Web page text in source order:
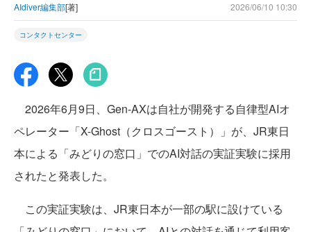
AIdiver編集部[著] 2026/06/10 10:30
コンタクトセンター
2026年6月9日、Gen-AXは自社が開発する自律型AIオ
ペレーター「X-Ghost（クロスゴースト）」が、JR東日
本による「みどりの窓口」でのAI対話の実証実験に採用
されたと発表した。
この実証実験は、JR東日本が一部の駅に設けている